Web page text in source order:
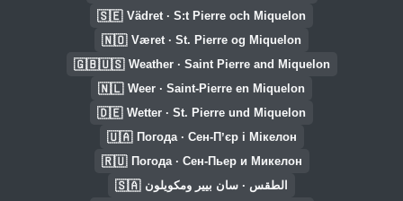
🇸🇪 Vädret · S:t Pierre och Miquelon
🇳🇴 Været · St. Pierre og Miquelon
🇬🇧🇺🇸 Weather · Saint Pierre and Miquelon
🇳🇱 Weer · Saint-Pierre en Miquelon
🇩🇪 Wetter · St. Pierre und Miquelon
🇺🇦 Погода · Сен-Пʼєр і Мікелон
🇷🇺 Погода · Сен-Пьер и Микелон
🇸🇦 الطقس · سان بيير ومكويلون